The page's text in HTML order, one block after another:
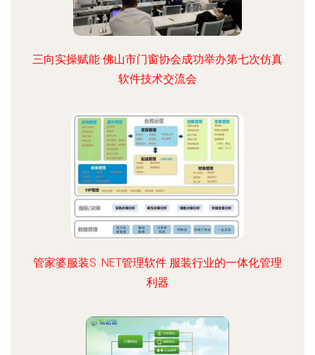
三向实操赋能 佛山市门窗协会成功举办第七次仿真
软件技术交流会
管家婆服装S .NET管理软件 服装行业的一体化管理
利器